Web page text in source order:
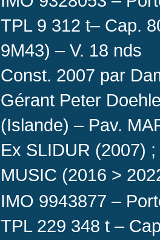
TPL 9 312 t– Cap.
9M43) – V. 18 nds
Const. 2007 par
Gérant Peter
(Islande) – Pav.
Ex SLIDUR (2007)
MUSIC (2016 >
IMO 9943877 –
TPL 229 348 t –